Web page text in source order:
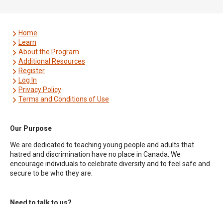
Home
Learn
About the Program
Additional Resources
Register
Log In
Privacy Policy
Terms and Conditions of Use
Our Purpose
We are dedicated to teaching young people and adults that
hatred and discrimination have no place in Canada. We
encourage individuals to celebrate diversity and to feel safe and
secure to be who they are.